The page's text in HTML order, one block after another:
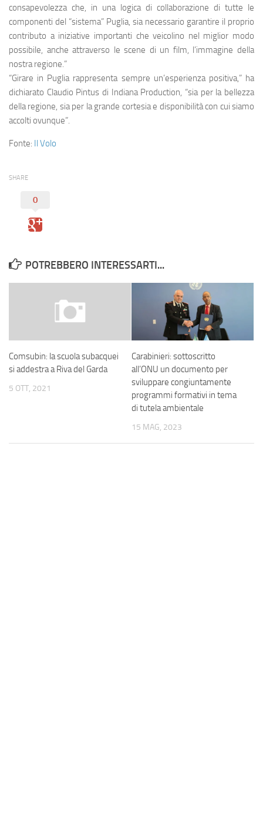
consapevolezza che, in una logica di collaborazione di tutte le
componenti del “sistema” Puglia, sia necessario garantire il proprio
contributo a iniziative importanti che veicolino nel miglior modo
possibile, anche attraverso le scene di un film, l’immagine della
nostra regione.”
“Girare in Puglia rappresenta sempre un’esperienza positiva,” ha
dichiarato Claudio Pintus di Indiana Production, “sia per la bellezza
della regione, sia per la grande cortesia e disponibilità con cui siamo
accolti ovunque”.
Fonte: Il Volo
SHARE
0
POTREBBERO INTERESSARTI...
Comsubin: la scuola subacquei
si addestra a Riva del Garda
5 OTT, 2021
Carabinieri: sottoscritto
all’ONU un documento per
sviluppare congiuntamente
programmi formativi in tema
di tutela ambientale
15 MAG, 2023